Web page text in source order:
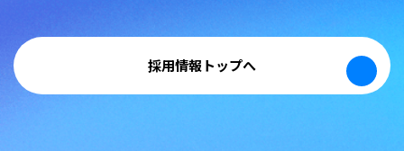
採用情報トップへ